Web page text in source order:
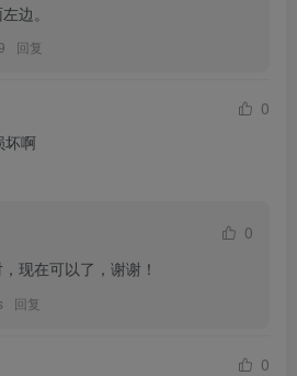
边。
回复
0
坏啊
0
现在可以了，谢谢！
回复
0